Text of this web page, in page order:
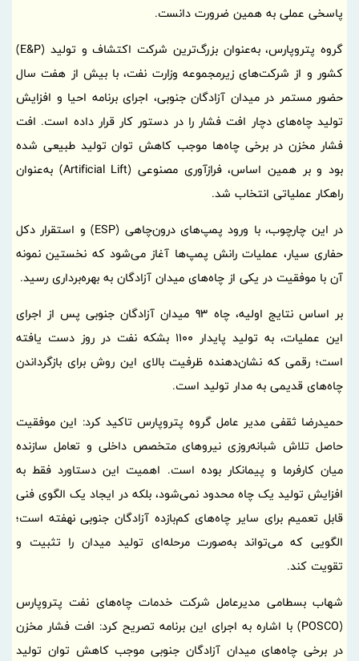
پاسخی عملی به همین ضرورت دانست.
گروه پتروپارس، به‌عنوان بزرگ‌ترین شرکت اکتشاف و تولید (E&P)
کشور و از شرکت‌های زیرمجموعه وزارت نفت، با بیش از هفت سال
حضور مستمر در میدان آزادگان جنوبی، اجرای برنامه احیا و افزایش
تولید چاه‌های دچار افت فشار را در دستور کار قرار داده است. افت
فشار مخزن در برخی چاه‌ها موجب کاهش توان تولید طبیعی شده
بود و بر همین اساس، فرازآوری مصنوعی (Artificial Lift) به‌عنوان
راهکار عملیاتی انتخاب شد.
در این چارچوب، با ورود پمپ‌های درون‌چاهی (ESP) و استقرار دکل
حفاری سیار، عملیات رانش پمپ‌ها آغاز می‌شود که نخستین نمونه
آن با موفقیت در یکی از چاه‌های میدان آزادگان به بهره‌برداری رسید.
بر اساس نتایج اولیه، چاه 93 میدان آزادگان جنوبی پس از اجرای
این عملیات، به تولید پایدار 1100 بشکه نفت در روز دست یافته
است؛ رقمی که نشان‌دهنده ظرفیت بالای این روش برای بازگرداندن
چاه‌های قدیمی به مدار تولید است.
حمیدرضا ثقفی مدیر عامل گروه پتروپارس تاکید کرد: این موفقیت
حاصل تلاش شبانه‌روزی نیروهای متخصص داخلی و تعامل سازنده
میان کارفرما و پیمانکار بوده است. اهمیت این دستاورد فقط به
افزایش تولید یک چاه محدود نمی‌شود، بلکه در ایجاد یک الگوی فنی
قابل تعمیم برای سایر چاه‌های کم‌بازده آزادگان جنوبی نهفته است؛
الگویی که می‌تواند به‌صورت مرحله‌ای تولید میدان را تثبیت و
تقویت کند.
شهاب بسطامی مدیرعامل شرکت خدمات چاه‌های نفت پتروپارس
(POSCO) با اشاره به اجرای این برنامه تصریح کرد: افت فشار مخزن
در برخی چاه‌های میدان آزادگان جنوبی موجب کاهش توان تولید